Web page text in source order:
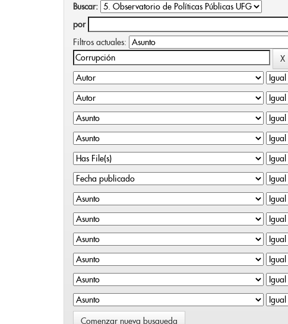
Buscar:
por
Filtros actuales:
Comenzar nueva busqueda